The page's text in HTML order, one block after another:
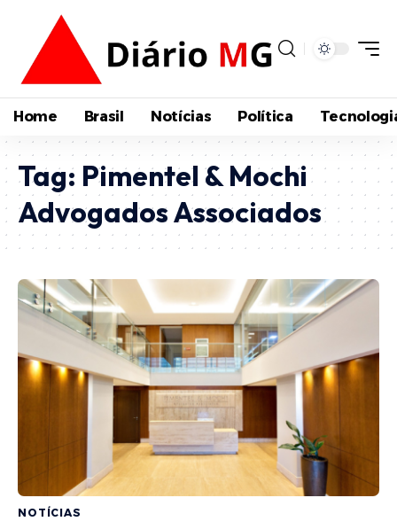
Home Brasil Notícias Política
Tag: Pimentel & Mochi
Advogados Associados
NOTÍCIAS